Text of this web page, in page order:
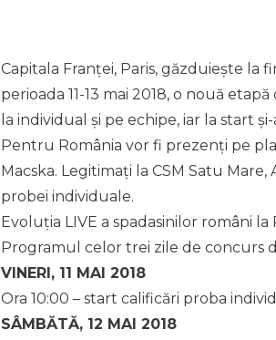
Capitala Franței, Paris, găzduiește la
perioada 11-13 mai 2018, o nouă
la individual și pe echipe, iar la start
Pentru România vor fi prezenți pe
Macska. Legitimați la CSM Satu
probei individuale.
Evoluția LIVE a spadasinilor români
Programul celor trei zile de concurs
VINERI, 11 MAI 2018
Ora 10:00 – start calificări proba
SÂMBĂTĂ, 12 MAI 2018